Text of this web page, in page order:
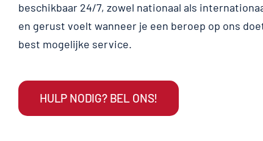
beschikbaar 24/7, zowel nationaal als
en gerust voelt wanneer je een beroep op ons
best mogelijke service.
HULP NODIG? BEL ONS!